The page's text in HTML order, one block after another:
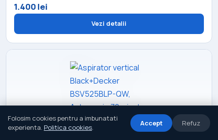
1.400 lei
Vezi detalii
Folosim cookies pentru a imbunatati
experienta. Politica cookies. Accept Refuz